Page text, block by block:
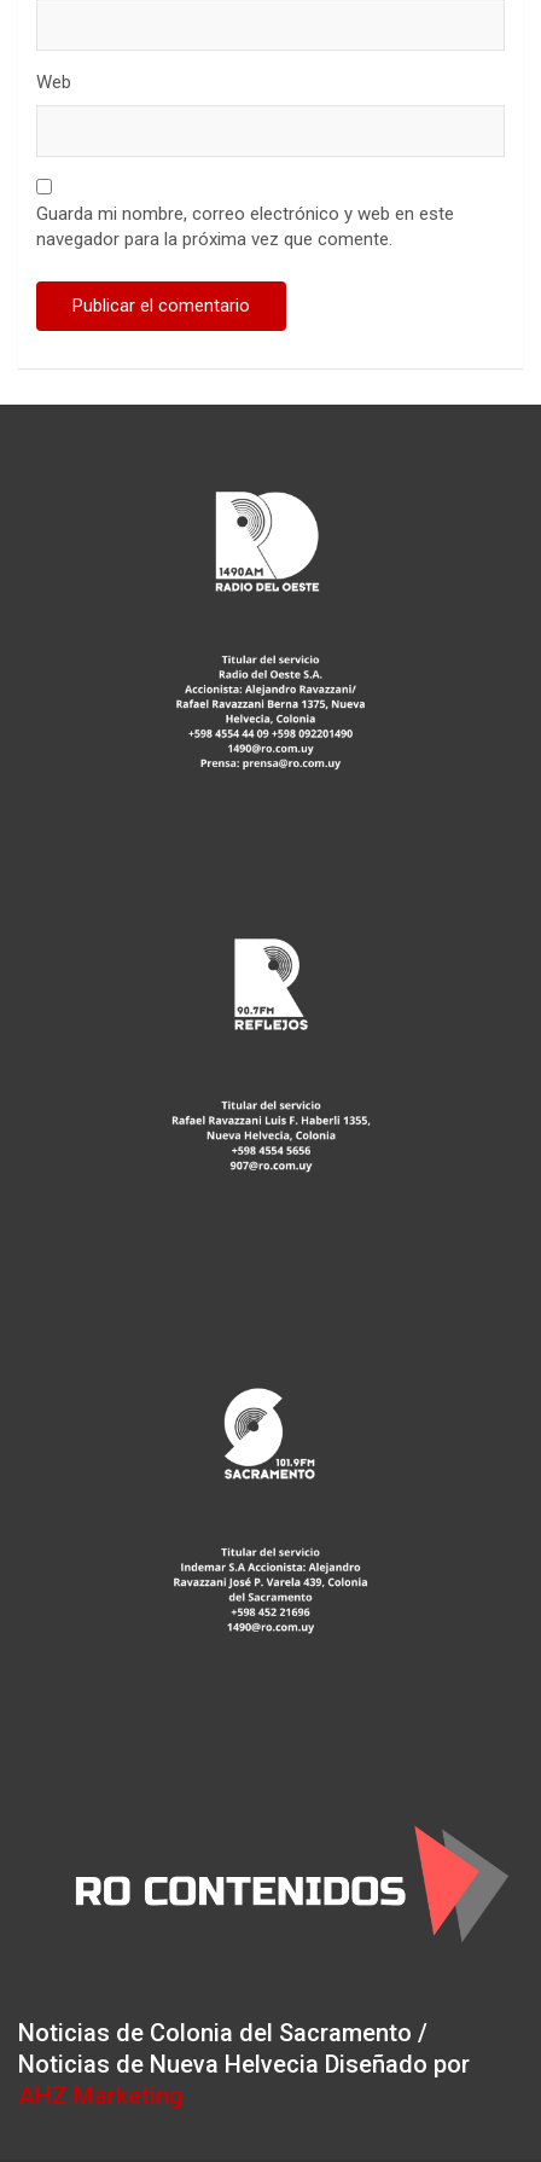
Web
Guarda mi nombre, correo electrónico y web en este
navegador para la próxima vez que comente.
Noticias de Colonia del Sacramento /
Noticias de Nueva Helvecia Diseñado por
AHZ Marketing